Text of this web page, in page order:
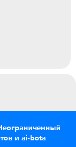
и ai-bota